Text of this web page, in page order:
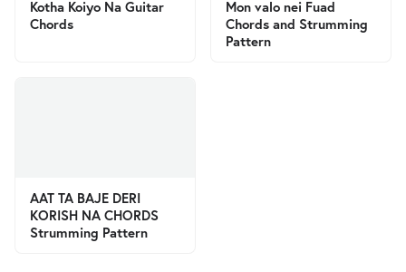
Kotha Koiyo Na Guitar
Chords
Mon valo nei Fuad
Chords and Strumming
Pattern
AAT TA BAJE DERI
KORISH NA CHORDS
Strumming Pattern